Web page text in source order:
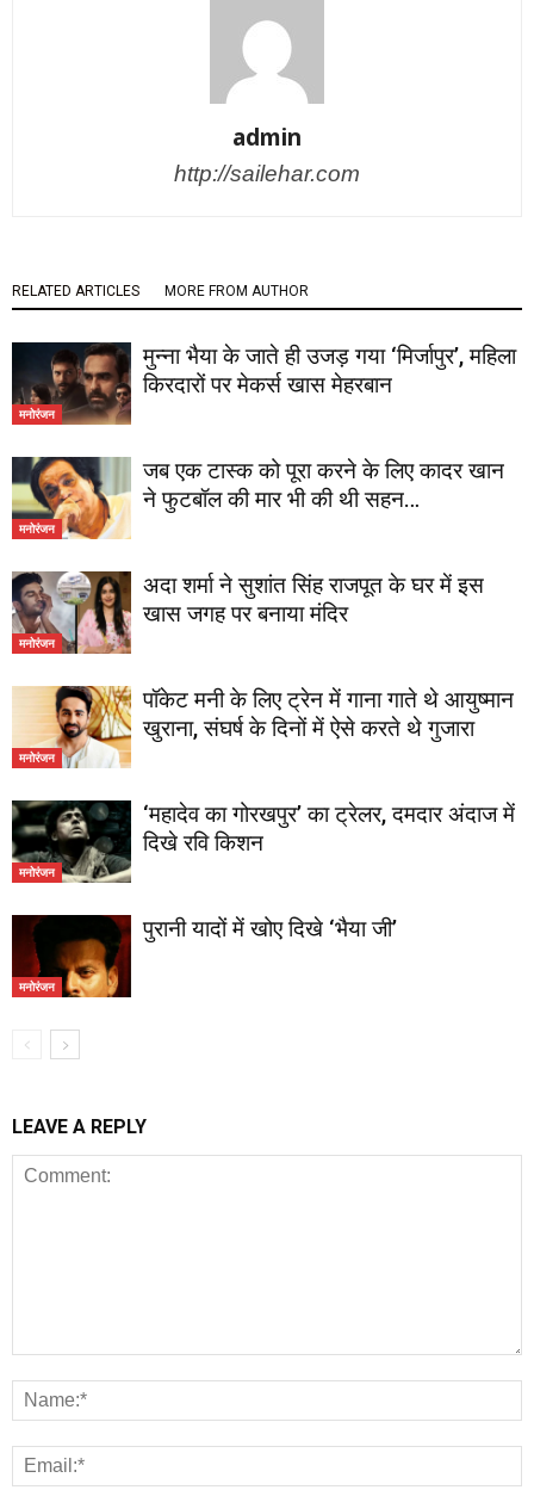
admin
http://sailehar.com
RELATED ARTICLES MORE FROM AUTHOR
मनोरंजन
मुन्ना भैया के जाते ही उजड़ गया ‘मिर्जापुर’, महिला
किरदारों पर मेकर्स खास मेहरबान
मनोरंजन
जब एक टास्क को पूरा करने के लिए कादर खान
ने फुटबॉल की मार भी की थी सहन…
मनोरंजन
अदा शर्मा ने सुशांत सिंह राजपूत के घर में इस
खास जगह पर बनाया मंदिर
मनोरंजन
पॉकेट मनी के लिए ट्रेन में गाना गाते थे आयुष्मान
खुराना, संघर्ष के दिनों में ऐसे करते थे गुजारा
मनोरंजन
‘महादेव का गोरखपुर’ का ट्रेलर, दमदार अंदाज में
दिखे रवि किशन
मनोरंजन
पुरानी यादों में खोए दिखे ‘भैया जी’
LEAVE A REPLY